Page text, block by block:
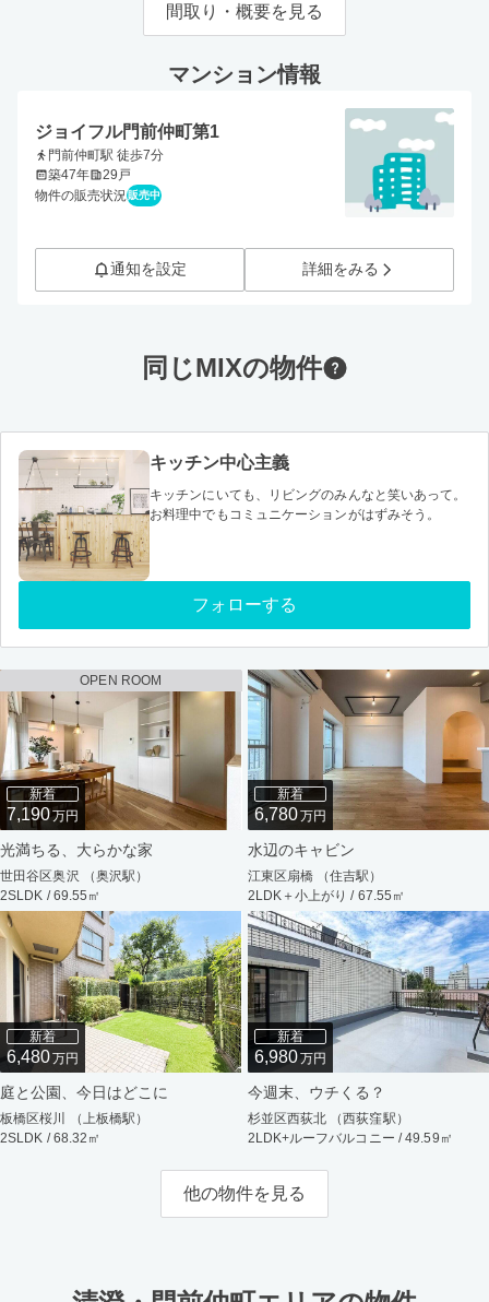
間取り・概要を見る
マンション情報
ジョイフル門前仲町第1
門前仲町駅 徒歩7分
築47年
29戸
物件の販売状況 販売中
通知を設定 詳細をみる
同じMIXの物件
キッチン中心主義
キッチンにいても、リビングのみんなと笑いあって。
お料理中でもコミュニケーションがはずみそう。
フォローする
OPEN ROOM
新着
7,190万円
光満ちる、大らかな家
世田谷区奥沢 （奥沢駅）
2SLDK / 69.55㎡
新着
6,780万円
水辺のキャビン
江東区扇橋 （住吉駅）
2LDK＋小上がり / 67.55㎡
新着
6,480万円
庭と公園、今日はどこに
板橋区桜川 （上板橋駅）
2SLDK / 68.32㎡
新着
6,980万円
今週末、ウチくる？
杉並区西荻北 （西荻窪駅）
2LDK+ルーフバルコニー / 49.59㎡
他の物件を見る